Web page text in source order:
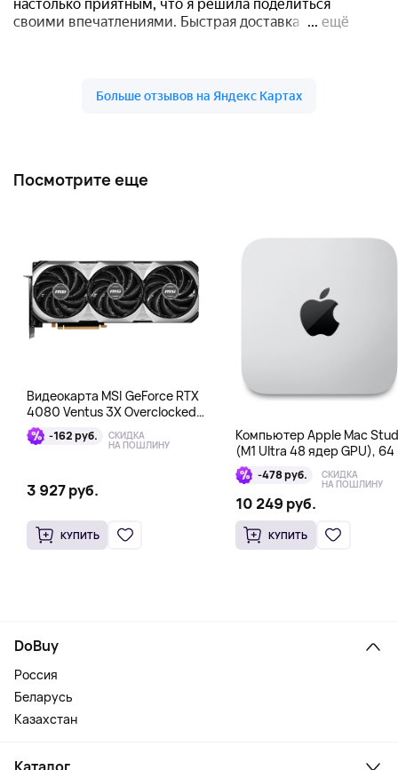
Посмотрите еще
Видеокарта MSI GeForce RTX
4080 Ventus 3X Overclocked
16GB DDR6X
-162 руб. СКИДКА
НА ПОШЛИНУ
3 927 руб.
КУПИТЬ
Компьютер Apple Mac
(M1 Ultra 48 ядер GPU), 64
1 Тб -478 руб. СКИДКА
НА ПОШЛИНУ
10 249 руб.
КУПИТЬ
DoBuy
Россия
Беларусь
Казахстан